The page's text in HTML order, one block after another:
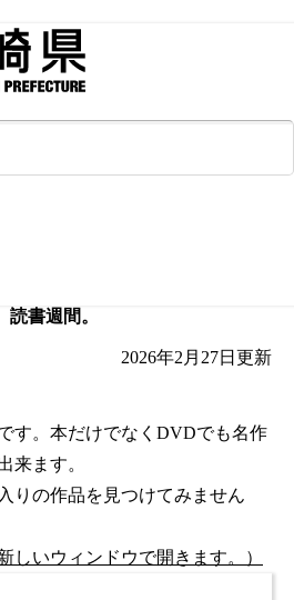
書週間。
2026年2月27日 更新
す。本だけでなくDVDでも名作
来ます。
りの作品を見つけてみません
しいウィンドウで開きます。）